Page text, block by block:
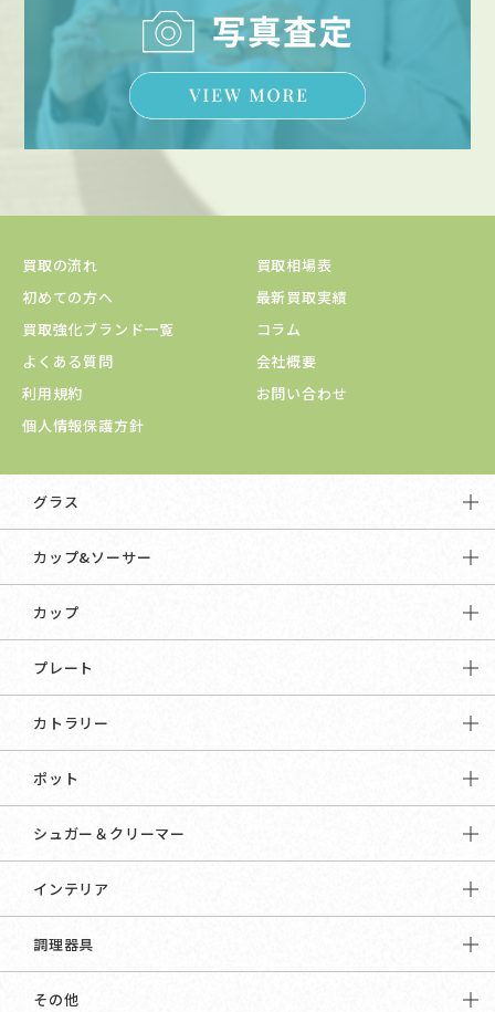
買取の流れ
買取相場表
初めての方へ
最新買取実績
買取強化ブランド一覧
コラム
よくある質問
会社概要
利用規約
お問い合わせ
個人情報保護方針
グラス
カップ&ソーサー
カップ
プレート
カトラリー
ポット
シュガー＆クリーマー
インテリア
調理器具
その他